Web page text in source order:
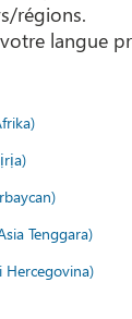
régions.
langue
Tenggara)
Hercegovina)